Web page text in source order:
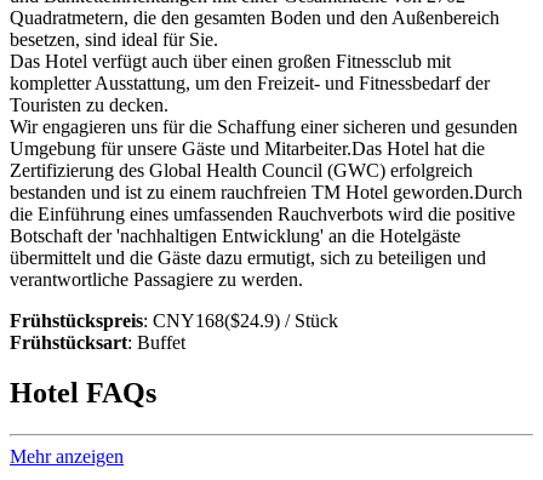
Quadratmetern, die den gesamten Boden und den Außenbereich
besetzen, sind ideal für Sie.
Das Hotel verfügt auch über einen großen Fitnessclub mit
kompletter Ausstattung, um den Freizeit- und Fitnessbedarf der
Touristen zu decken.
Wir engagieren uns für die Schaffung einer sicheren und gesunden
Umgebung für unsere Gäste und Mitarbeiter.Das Hotel hat die
Zertifizierung des Global Health Council (GWC) erfolgreich
bestanden und ist zu einem rauchfreien TM Hotel geworden.Durch
die Einführung eines umfassenden Rauchverbots wird die positive
Botschaft der 'nachhaltigen Entwicklung' an die Hotelgäste
übermittelt und die Gäste dazu ermutigt, sich zu beteiligen und
verantwortliche Passagiere zu werden.
Frühstückspreis: CNY168($24.9) / Stück
Frühstücksart: Buffet
Hotel FAQs
Mehr anzeigen